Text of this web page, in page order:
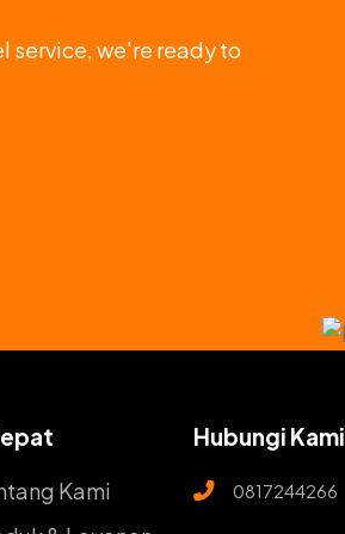
service, we're ready to
Kami
Hubungi Kami
0817244266